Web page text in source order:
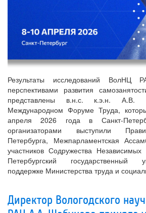
Результаты исследований ВолНЦ
перспективами развития
представлены в.н.с. к.э.н.
Международном Форуме Труда,
апреля 2026 года в Санкт-
организаторами выступили
Петербурга, Межпарламентская
участников Содружества Независимых
Петербургский государственный
поддержке Министерства труда и
Директор Вологодского